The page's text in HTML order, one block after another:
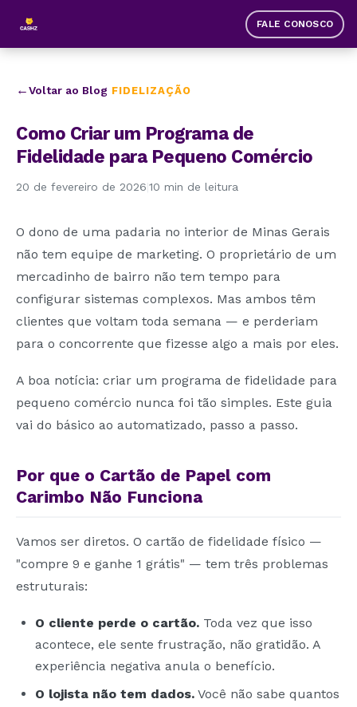
FALE CONOSCO
Voltar ao Blog FIDELIZAÇÃO
Como Criar um Programa de
Fidelidade para Pequeno Comércio
20 de fevereiro de 2026 10 min de leitura
O dono de uma padaria no interior de Minas Gerais
não tem equipe de marketing. O proprietário de um
mercadinho de bairro não tem tempo para
configurar sistemas complexos. Mas ambos têm
clientes que voltam toda semana — e perderiam
para o concorrente que fizesse algo a mais por eles.
A boa notícia: criar um programa de fidelidade para
pequeno comércio nunca foi tão simples. Este guia
vai do básico ao automatizado, passo a passo.
Por que o Cartão de Papel com
Carimbo Não Funciona
Vamos ser diretos. O cartão de fidelidade físico —
"compre 9 e ganhe 1 grátis" — tem três problemas
estruturais:
O cliente perde o cartão. Toda vez que isso
acontece, ele sente frustração, não gratidão. A
experiência negativa anula o benefício.
O lojista não tem dados. Você não sabe quantos